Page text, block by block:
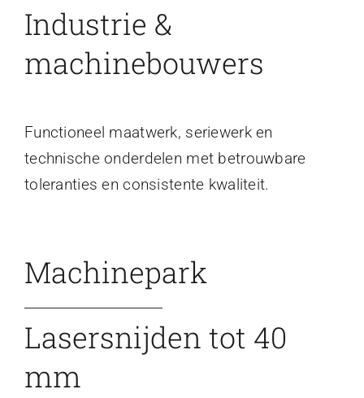
Industrie &
machinebouwers
Functioneel maatwerk, seriewerk en
technische onderdelen met betrouwbare
toleranties en consistente kwaliteit.
Machinepark
Lasersnijden tot 40
mm